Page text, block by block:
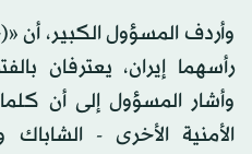
وأردف المسؤول الكبير،
رأسهما إيران، يعترفان
وأشار المسؤول إلى أن
الأمنية الأخرى -